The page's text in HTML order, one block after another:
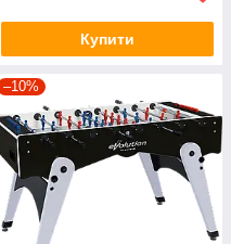
Купити
–10%